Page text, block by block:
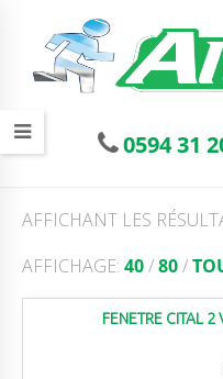
0594 31
AFFICHANT LES
AFFICHAGE: 40/80/
FENETRE CITAL 2